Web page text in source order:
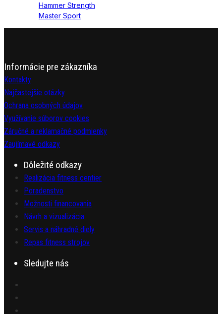
Hammer Strength
Master Sport
Informácie pre zákazníka
Kontakty
Najčastejšie otázky
Ochrana osobných údajov
Využívanie súborov cookies
Záručné a reklamačné podmienky
Zaujímavé odkazy
Dôležité odkazy
Realizácia fitness centier
Poradenstvo
Možnosti financovania
Návrh a vizualizácia
Servis a náhradné diely
Repas fitness strojov
Sledujte nás